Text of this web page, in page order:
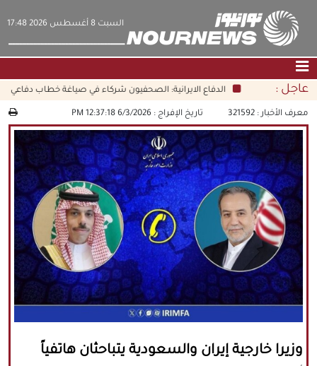
‫السبت‬ 8 أغسطس 2026 17:48
الصفحة الرئيسية |التواصل معنا|من نحن
عناوين الأخبار
الثقافة والمجتمع
اقتصاد
سياسة
الوسائط المتعددة
| فارسي|
English
|العربيه|
|עברית |
русский 中文
يُرجى ذكر المصدر عند نقل أي موضوع عن
عاجل : الدفاع الايرانية: الصحفيون شركاء في صياغة خطاب دفاعي
معرف الأخبار : 321592 تاريخ الإفراج :6/3/2026 12:37:18 PM
وزيرا خارجية إيران والسعودية يتباحثان هاتفياً